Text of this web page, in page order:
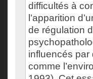
difficultés à
l’apparition
de régulation
influencés par
comme